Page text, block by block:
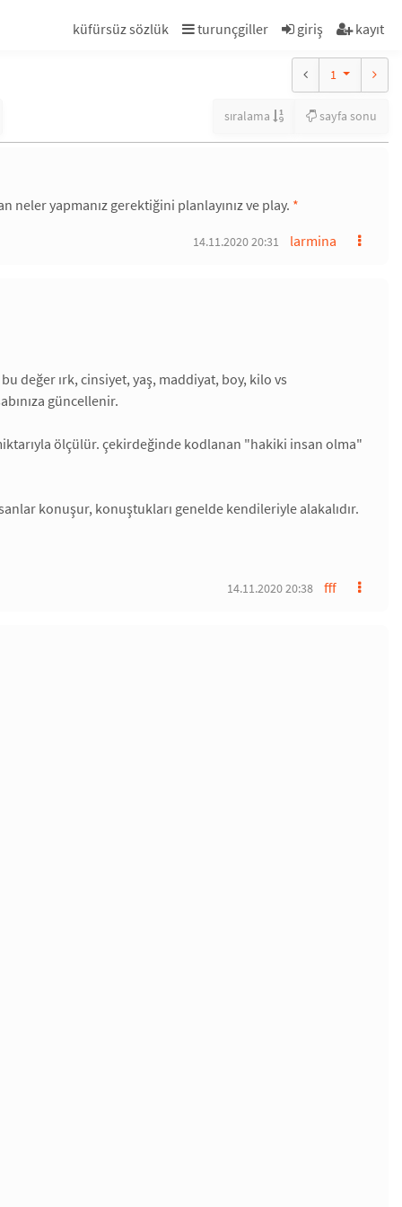
küfürsüz sözlük turunçgiller giriş kayıt
1
sıralama sayfa sonu
neler yapmanız gerektiğini planlayınız ve play. *
larmina
14.11.2020 20:31
değer ırk, cinsiyet, yaş, maddiyat, boy, kilo vs
güncellenir.
ölçülür. çekirdeğinde kodlanan "hakiki insan olma"
konuşur, konuştukları genelde kendileriyle alakalıdır.
fff
14.11.2020 20:38